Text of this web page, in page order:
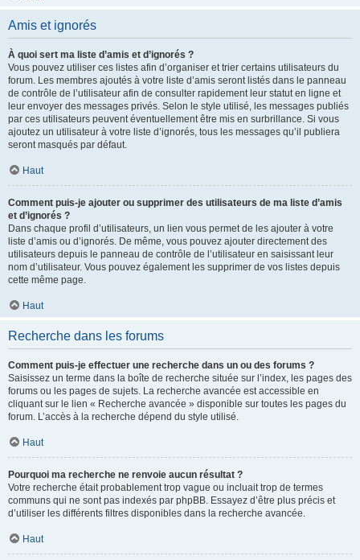
Amis et ignorés
À quoi sert ma liste d’amis et d’ignorés ?
Vous pouvez utiliser ces listes afin d’organiser et trier certains utilisateurs du
forum. Les membres ajoutés à votre liste d’amis seront listés dans le panneau
de contrôle de l’utilisateur afin de consulter rapidement leur statut en ligne et
leur envoyer des messages privés. Selon le style utilisé, les messages publiés
par ces utilisateurs peuvent éventuellement être mis en surbrillance. Si vous
ajoutez un utilisateur à votre liste d’ignorés, tous les messages qu’il publiera
seront masqués par défaut.
Haut
Comment puis-je ajouter ou supprimer des utilisateurs de ma liste d’amis
et d’ignorés ?
Dans chaque profil d’utilisateurs, un lien vous permet de les ajouter à votre
liste d’amis ou d’ignorés. De même, vous pouvez ajouter directement des
utilisateurs depuis le panneau de contrôle de l’utilisateur en saisissant leur
nom d’utilisateur. Vous pouvez également les supprimer de vos listes depuis
cette même page.
Haut
Recherche dans les forums
Comment puis-je effectuer une recherche dans un ou des forums ?
Saisissez un terme dans la boîte de recherche située sur l’index, les pages des
forums ou les pages de sujets. La recherche avancée est accessible en
cliquant sur le lien « Recherche avancée » disponible sur toutes les pages du
forum. L’accès à la recherche dépend du style utilisé.
Haut
Pourquoi ma recherche ne renvoie aucun résultat ?
Votre recherche était probablement trop vague ou incluait trop de termes
communs qui ne sont pas indexés par phpBB. Essayez d’être plus précis et
d’utiliser les différents filtres disponibles dans la recherche avancée.
Haut